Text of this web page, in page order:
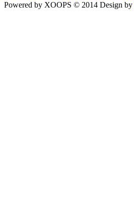
Powered by XOOPS © 2014 Design by